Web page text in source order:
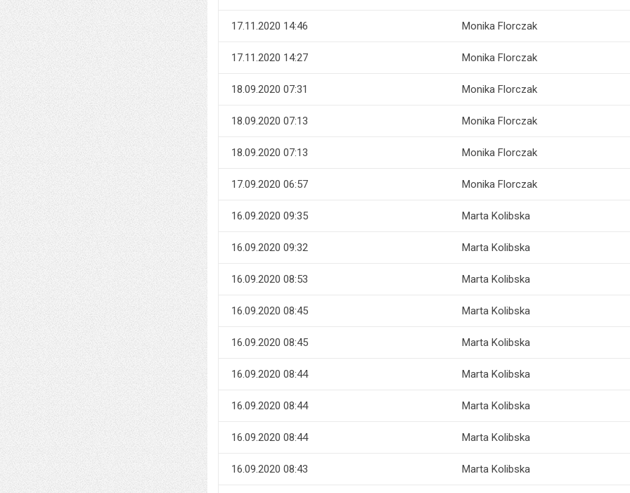
17.11.2020 14:46 Monika Florczak
17.11.2020 14:27 Monika Florczak
18.09.2020 07:31 Monika Florczak
18.09.2020 07:13 Monika Florczak
18.09.2020 07:13 Monika Florczak
17.09.2020 06:57 Monika Florczak
16.09.2020 09:35 Marta Kolibska
16.09.2020 09:32 Marta Kolibska
16.09.2020 08:53 Marta Kolibska
16.09.2020 08:45 Marta Kolibska
16.09.2020 08:45 Marta Kolibska
16.09.2020 08:44 Marta Kolibska
16.09.2020 08:44 Marta Kolibska
16.09.2020 08:44 Marta Kolibska
16.09.2020 08:43 Marta Kolibska